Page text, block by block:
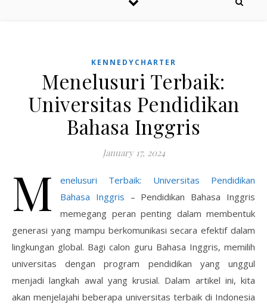
KENNEDYCHARTER
Menelusuri Terbaik:
Universitas Pendidikan
Bahasa Inggris
January 17, 2024
M
enelusuri Terbaik: Universitas Pendidikan
Bahasa Inggris – Pendidikan Bahasa Inggris
memegang peran penting dalam membentuk
generasi yang mampu berkomunikasi secara efektif dalam
lingkungan global. Bagi calon guru Bahasa Inggris, memilih
universitas dengan program pendidikan yang unggul
menjadi langkah awal yang krusial. Dalam artikel ini, kita
akan menjelajahi beberapa universitas terbaik di Indonesia